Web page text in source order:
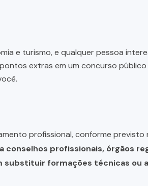
e turismo, e qualquer pessoa
extras em um concurso
profissional, conforme previsto
profissionais, órgãos
substituir formações técnicas ou